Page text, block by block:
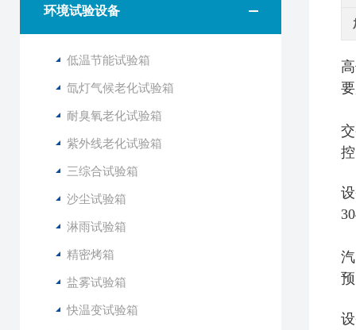
环境试验设备
低温节能试验箱
氙灯气候老化试验箱
耐臭氧老化试验箱
紫外线老化试验箱
三综合试验箱
沙尘试验箱
淋雨试验箱
精密烤箱
盐雾试验箱
快温变试验箱